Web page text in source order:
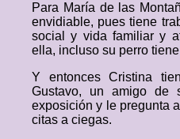
Para María de las
envidiable, pues tiene
social y vida familiar y
ella, incluso su perro
Y entonces Cristina
Gustavo, un amigo
exposición y le pregunta
citas a ciegas.